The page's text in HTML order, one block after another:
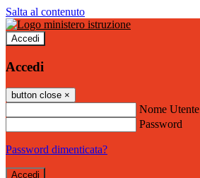
Salta al contenuto
Accedi
Accedi
button close ×
Nome Utente
Password
Password dimenticata?